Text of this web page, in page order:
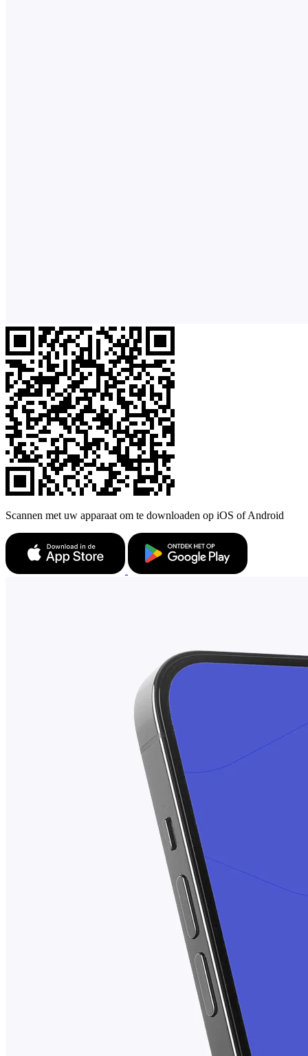
Scannen met uw apparaat om te downloaden op iOS of Android